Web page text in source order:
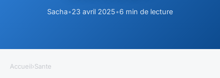
Sacha•23 avril 2025•6 min de lecture
Accueil›Sante